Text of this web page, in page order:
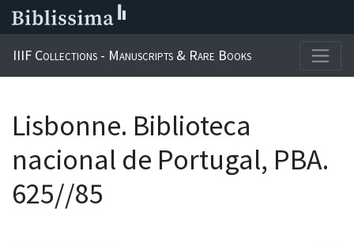
IIIF Collections - Manuscripts & Rare Books
Lisbonne. Biblioteca
nacional de Portugal, PBA.
625//85